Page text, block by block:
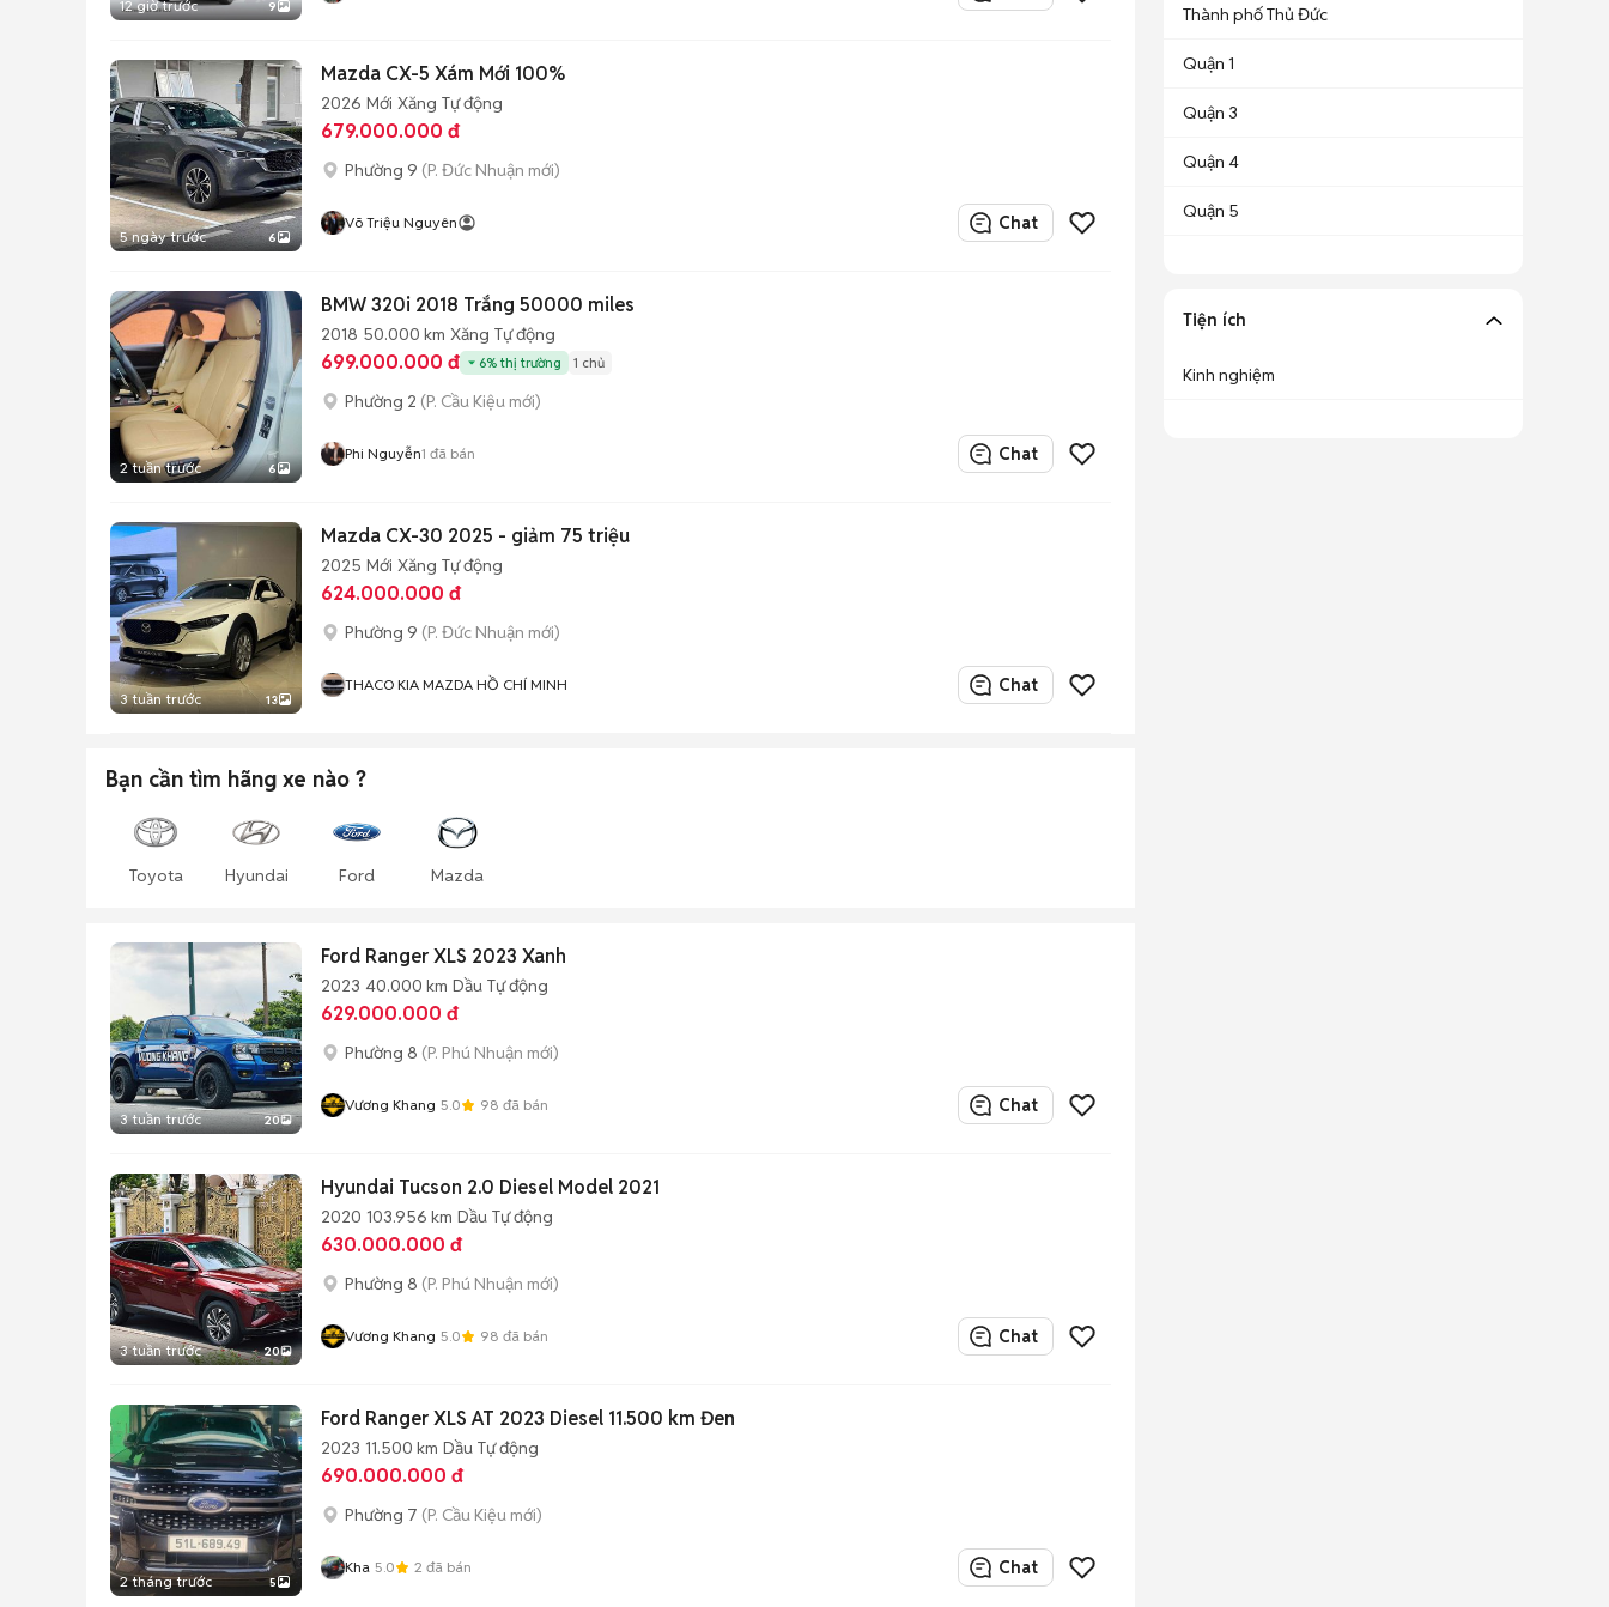
12 giờ trước 9
5 ngày trước 6
Mazda CX-5 Xám Mới 100%
2026 Mới Xăng Tự động
679.000.000 đ
Phường 9 (P. Đức Nhuận mới)
Võ Triệu Nguyên Chat
2 tuần trước 6
BMW 320i 2018 Trắng 50000 miles
2018 50.000 km Xăng Tự động
699.000.000 đ 6% thị trường 1 chủ
Phường 2 (P. Cầu Kiệu mới)
Phi Nguyễn1 đã bán Chat
3 tuần trước 13
Mazda CX-30 2025 - giảm 75 triệu
2025 Mới Xăng Tự động
624.000.000 đ
Phường 9 (P. Đức Nhuận mới)
THACO KIA MAZDA HỒ CHÍ MINH Chat
Bạn cần tìm hãng xe nào ?
Toyota Hyundai Ford Mazda
3 tuần trước 20
Ford Ranger XLS 2023 Xanh
2023 40.000 km Dầu Tự động
629.000.000 đ
Phường 8 (P. Phú Nhuận mới)
Vương Khang 5.0 98 đã bán Chat
3 tuần trước 20
Hyundai Tucson 2.0 Diesel Model 2021
2020 103.956 km Dầu Tự động
630.000.000 đ
Phường 8 (P. Phú Nhuận mới)
Vương Khang 5.0 98 đã bán Chat
2 tháng trước 5
Ford Ranger XLS AT 2023 Diesel 11.500 km Đen
2023 11.500 km Dầu Tự động
690.000.000 đ
Phường 7 (P. Cầu Kiệu mới)
Kha 5.0 2 đã bán Chat
Thành phố Thủ Đức
Quận 1
Quận 3
Quận 4
Quận 5
Tiện ích
Kinh nghiệm